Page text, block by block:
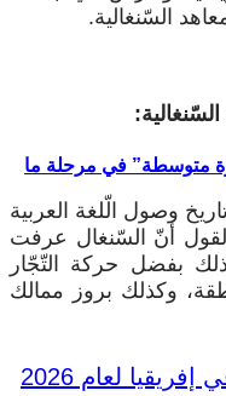
متوسطة” في مرحلة ما
السّنغالية.
وصول الّلغة العربية
أنّ السّنغال عرفت
بفضل حركة التّجّار
وكذلك بروز ممالك